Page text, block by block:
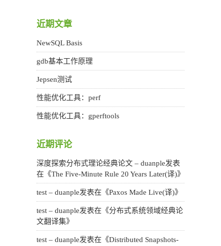
近期文章
NewSQL Basis
gdb基本工作原理
Jepsen测试
性能优化工具：perf
性能优化工具：gperftools
近期评论
深度探索分布式理论经典论文 – duanple发表
在《The Five-Minute Rule 20 Years Later(译)》
test – duanple发表在《Paxos Made Live(译)》
test – duanple发表在《分布式系统领域经典论
文翻译集》
test – duanple发表在《Distributed Snapshots-